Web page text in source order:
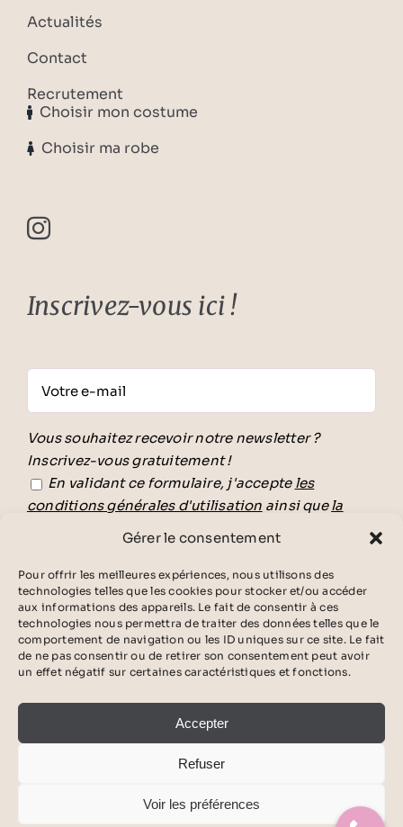
Gérer le consentement
Pour offrir les meilleures expériences, nous utilisons des
technologies telles que les cookies pour stocker et/ou accéder
aux informations des appareils. Le fait de consentir à ces
technologies nous permettra de traiter des données telles que le
comportement de navigation ou les ID uniques sur ce site. Le fait
de ne pas consentir ou de retirer son consentement peut avoir
un effet négatif sur certaines caractéristiques et fonctions.
Accepter
Refuser
Voir les préférences
Actualités
Contact
Recrutement
Choisir mon costume
Choisir ma robe
Inscrivez-vous ici !
Vous souhaitez recevoir notre newsletter ?
Inscrivez-vous gratuitement !
En validant ce formulaire, j'accepte les
conditions générales d'utilisation ainsi quela
politique de confidentialité.
LGBTQ-friendly
©Signature by Champs Elysées
Politique de confidentialité
Conditions